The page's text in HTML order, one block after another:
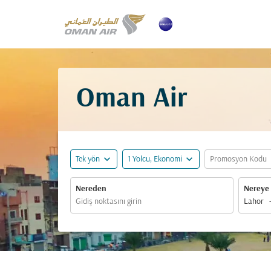
Oman Air
Tek yön expand_more 1 Yolcu, Ekonomi expand_more Promosyon Kodu
Nereden Nereye